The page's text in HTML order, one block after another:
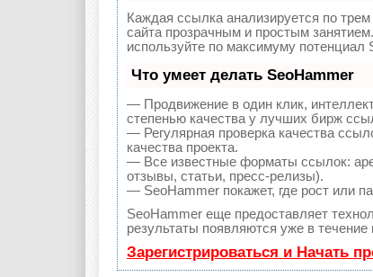
Каждая ссылка анализируется по трем
сайта прозрачным и простым
используйте по максимуму
Что умеет делать SeoHammer
— Продвижение в один клик,
степенью качества у лучших бирж
— Регулярная проверка качества
качества проекта.
— Все известные форматы ссылок:
отзывы, статьи, пресс-релизы).
— SeoHammer покажет, где рост или
SeoHammer еще предоставляет
результаты появляются уже в
Зарегистрироваться и Начать